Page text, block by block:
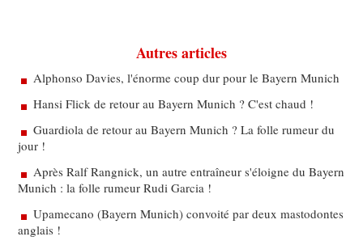
Autres articles
Alphonso Davies, l'énorme coup dur pour le Bayern Munich
Hansi Flick de retour au Bayern Munich ? C'est chaud !
Guardiola de retour au Bayern Munich ? La folle rumeur du
jour !
Après Ralf Rangnick, un autre entraîneur s'éloigne du Bayern
Munich : la folle rumeur Rudi Garcia !
Upamecano (Bayern Munich) convoité par deux mastodontes
anglais !